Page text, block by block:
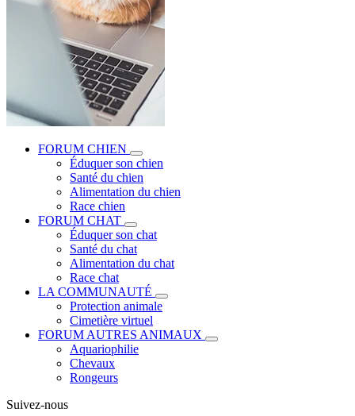
FORUM CHIEN
Éduquer son chien
Santé du chien
Alimentation du chien
Race chien
FORUM CHAT
Éduquer son chat
Santé du chat
Alimentation du chat
Race chat
LA COMMUNAUTÉ
Protection animale
Cimetière virtuel
FORUM AUTRES ANIMAUX
Aquariophilie
Chevaux
Rongeurs
Suivez-nous